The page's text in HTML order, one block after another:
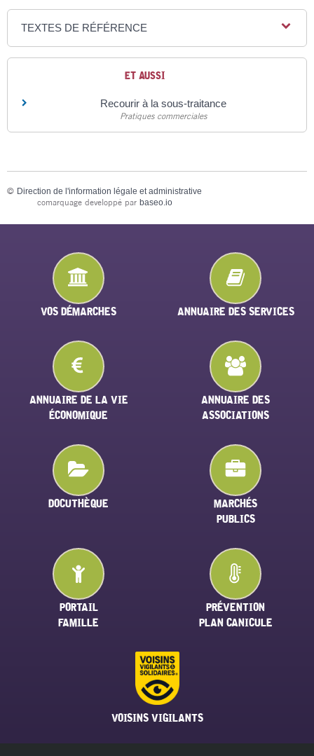
TEXTES DE RÉFÉRENCE
ET AUSSI
Recourir à la sous-traitance
Pratiques commerciales
© Direction de l'information légale et administrative
comarquage developpé par baseo.io
VOS DÉMARCHES ANNUAIRE DES SERVICES
ANNUAIRE DE LA VIE
ÉCONOMIQUE
ANNUAIRE DES
ASSOCIATIONS
DOCUTHÈQUE
MARCHÉS
PUBLICS
PORTAIL
FAMILLE
PRÉVENTION
PLAN CANICULE
VOISINS VIGILANTS